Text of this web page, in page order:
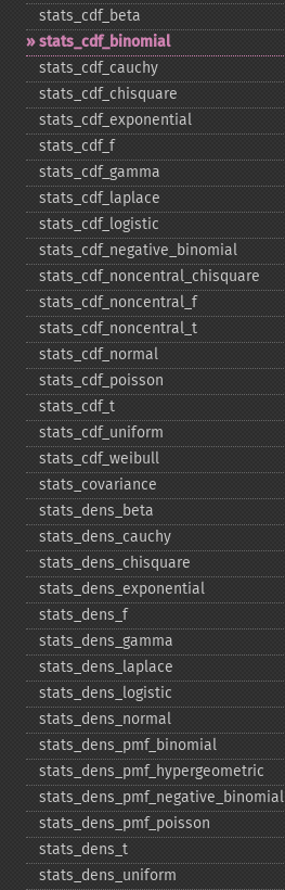
stats_​cdf_​beta
stats_​cdf_​binomial
stats_​cdf_​cauchy
stats_​cdf_​chisquare
stats_​cdf_​exponential
stats_​cdf_​f
stats_​cdf_​gamma
stats_​cdf_​laplace
stats_​cdf_​logistic
stats_​cdf_​negative_​binomial
stats_​cdf_​noncentral_​chisquare
stats_​cdf_​noncentral_​f
stats_​cdf_​noncentral_​t
stats_​cdf_​normal
stats_​cdf_​poisson
stats_​cdf_​t
stats_​cdf_​uniform
stats_​cdf_​weibull
stats_​covariance
stats_​dens_​beta
stats_​dens_​cauchy
stats_​dens_​chisquare
stats_​dens_​exponential
stats_​dens_​f
stats_​dens_​gamma
stats_​dens_​laplace
stats_​dens_​logistic
stats_​dens_​normal
stats_​dens_​pmf_​binomial
stats_​dens_​pmf_​hypergeometric
stats_​dens_​pmf_​negative_​binomial
stats_​dens_​pmf_​poisson
stats_​dens_​t
stats_​dens_​uniform